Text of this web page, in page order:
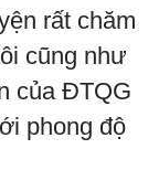
rất chăm
cũng như
của ĐTQG
phong độ